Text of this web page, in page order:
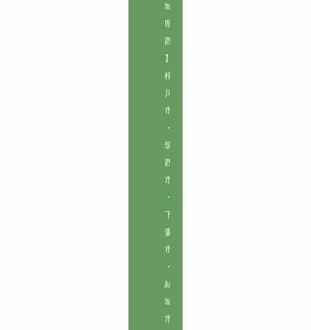
城
県
西
】
桜
川
市
・
筑
西
市
・
下
妻
市
・
結
城
市